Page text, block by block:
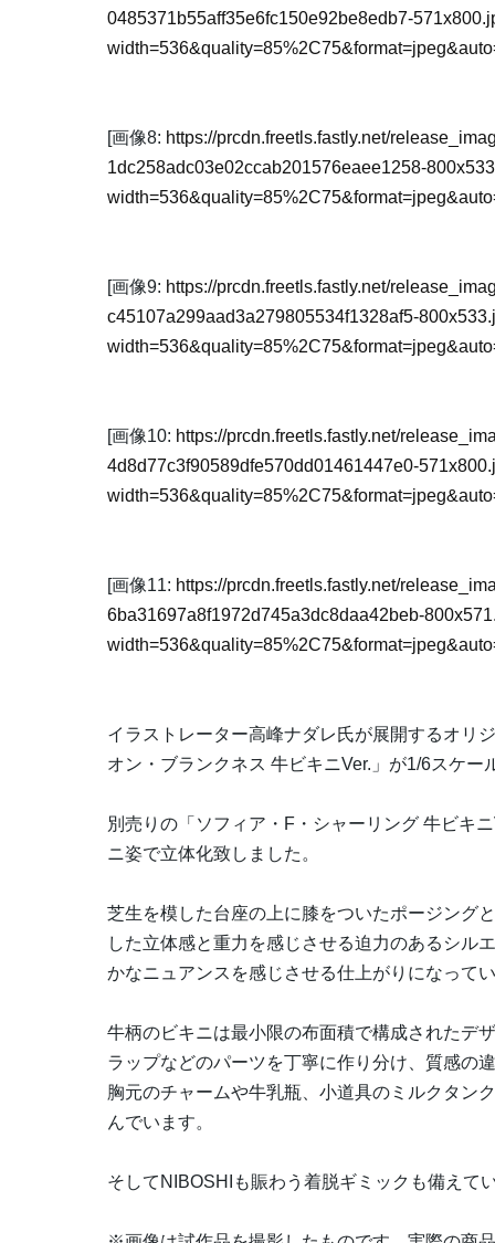
0485371b55aff35e6fc150e92be8edb7-
[画像8: https://prcdn.freetls.fastly.net/
1dc258adc03e02ccab201576eaee1258-
[画像9: https://prcdn.freetls.fastly.net/
c45107a299aad3a279805534f1328af5-
[画像10: https://prcdn.freetls.fastly.net/
4d8d77c3f90589dfe570dd01461447e0-
[画像11: https://prcdn.freetls.fastly.net/
6ba31697a8f1972d745a3dc8daa42beb-
イラストレーター高峰ナダレ氏が展開するオリ
オン・ブランクネス 牛ビキニVer.」が1/6スケー
別売りの「ソフィア・F・シャーリング 牛ビキ
ニ姿で立体化致しました。
芝生を模した台座の上に膝をついたポージング
した立体感と重力を感じさせる迫力のあるシル
かなニュアンスを感じさせる仕上がりになって
牛柄のビキニは最小限の布面積で構成されたデ
ラップなどのパーツを丁寧に作り分け、質感の
胸元のチャームや牛乳瓶、小道具のミルクタン
んでいます。
そしてNIBOSHIも賑わう着脱ギミックも備えて